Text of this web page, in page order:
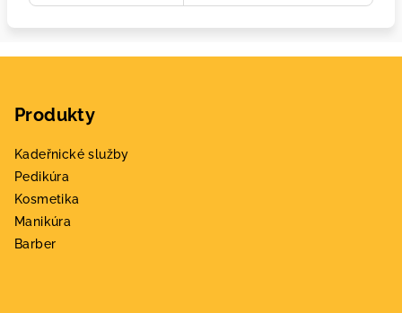
Produkty
Kadeřnické služby
Pedikúra
Kosmetika
Manikúra
Barber